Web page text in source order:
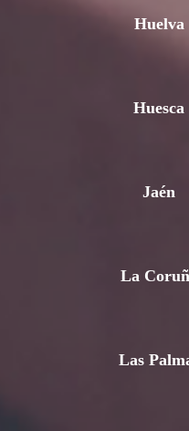
Huelva
Huesca
Jaén
La
Las